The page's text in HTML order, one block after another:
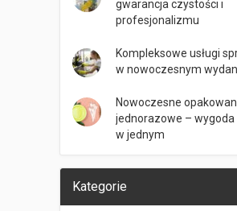
gwarancja czystości i
profesjonalizmu
Kompleksowe usługi
w nowoczesnym
Nowoczesne
jednorazowe – wygoda
w jednym
Kategorie